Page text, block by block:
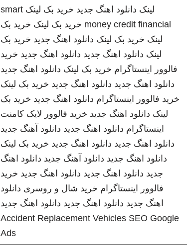
لینک دانلود اهنگ جدید خرید بک لینک smart
money credit financial خرید بک لینک خرید بک
لینک خرید بک لینک دانلود اهنگ جدید خرید بک
لینک دانلود اهنگ جدید دانلود اهنگ جدید خرید
فالوور اینستاگرام خرید بک لینک دانلود اهنگ جدید
دانلود اهنگ جدید دانلود اهنگ جدید خرید بک لینک
خرید فالوور اینستاگرام دانلود اهنگ جدید خرید بک
لینک دانلود اهنگ جدید خرید فالوور لایک کامنت
اینستاگرام دانلود اهنگ جدید دانلود آهنگ جدید
دانلود اهنگ جدید دانلود اهنگ جدید خرید بک لینک
دانلود اهنگ جدید دانلود آهنگ جدید دانلود اهنگ
جدید دانلود اهنگ جدید دانلود اهنگ جدید خرید
فالوور اینستاگرام خرید شال و روسری دانلود
اهنگ جدید دانلود اهنگ جدید دانلود اهنگ جدید
Accident Replacement Vehicles SEO Google
Ads